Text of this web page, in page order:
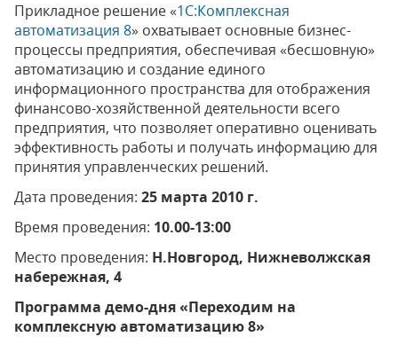
Прикладное решение «1С:Комплексная
автоматизация 8» охватывает основные бизнес-
процессы предприятия, обеспечивая «бесшовную»
автоматизацию и создание единого
информационного пространства для отображения
финансово-хозяйственной деятельности всего
предприятия, что позволяет оперативно оценивать
эффективность работы и получать информацию для
принятия управленческих решений.
Дата проведения: 25 марта 2010 г.
Время проведения: 10.00-13:00
Место проведения: Н.Новгород, Нижневолжская
набережная, 4
Программа демо-дня «Переходим на
комплексную автоматизацию 8»